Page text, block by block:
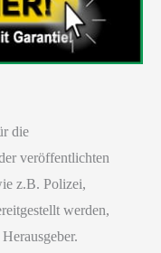
die
veröffentlichten
z.B. Polizei,
werden,